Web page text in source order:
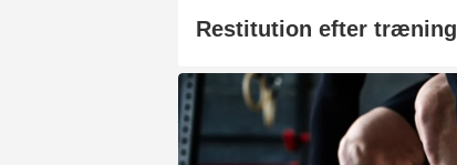
Restitution efter træning